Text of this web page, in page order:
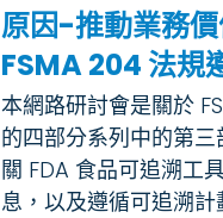
原因-推動業務
FSMA 204 法規
本網路研討會是關於
的四部分系列中的第
關 FDA 食品可追溯工
息，以及遵循可追溯計